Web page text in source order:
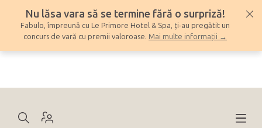
conținut
Nu lăsa vara să se termine fără o surpriză!
Fabulo, împreună cu Le Primore Hotel & Spa, ți-au pregătit un
concurs de vară cu premii valoroase. Mai multe informații →